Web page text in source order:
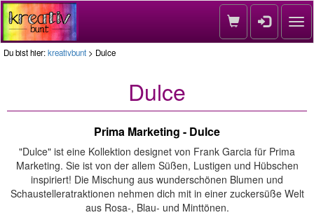
Du bist hier:kreativbunt > Dulce
Dulce
Prima Marketing - Dulce
"Dulce" ist eine Kollektion designet von Frank Garcia für Prima
Marketing. Sie ist von der allem Süßen, Lustigen und Hübschen
inspiriert! Die Mischung aus wunderschönen Blumen und
Schaustelleratraktionen nehmen dich mit in einer zuckersüße Welt
aus Rosa-, Blau- und Minttönen.